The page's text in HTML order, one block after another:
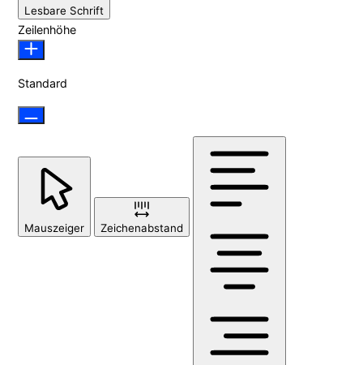
Lesbare Schrift
Zeilenhöhe
Standard
Mauszeiger Zeichenabstand